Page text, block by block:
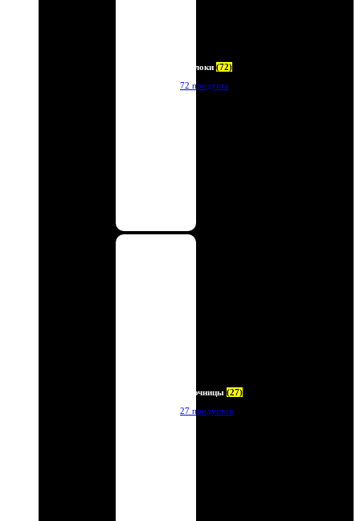
Брелоки (72)
72 продукта
Ключницы (27)
27 продуктов